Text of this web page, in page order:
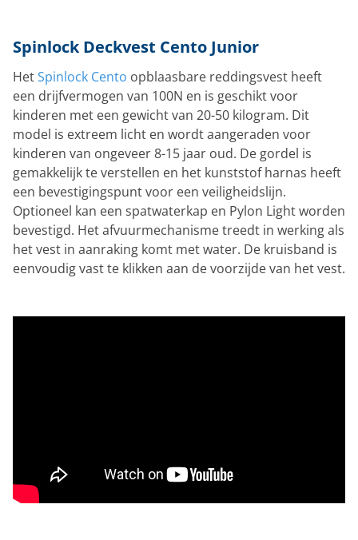
Spinlock Deckvest Cento Junior
HetSpinlock Cento opblaasbare reddingsvest heeft
een drijfvermogen van 100N en is geschikt voor
kinderen met een gewicht van 20-50 kilogram. Dit
model is extreem licht en wordt aangeraden voor
kinderen van ongeveer 8-15 jaar oud. De gordel is
gemakkelijk te verstellen en het kunststof harnas heeft
een bevestigingspunt voor een veiligheidslijn.
Optioneel kan een spatwaterkap en Pylon Light worden
bevestigd. Het afvuurmechanisme treedt in werking als
het vest in aanraking komt met water. De kruisband is
eenvoudig vast te klikken aan de voorzijde van het vest.